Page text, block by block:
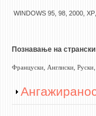
WINDOWS 95, 98, 2000, XP
Познавање на странски
Француски, Англиски, Руски
Show